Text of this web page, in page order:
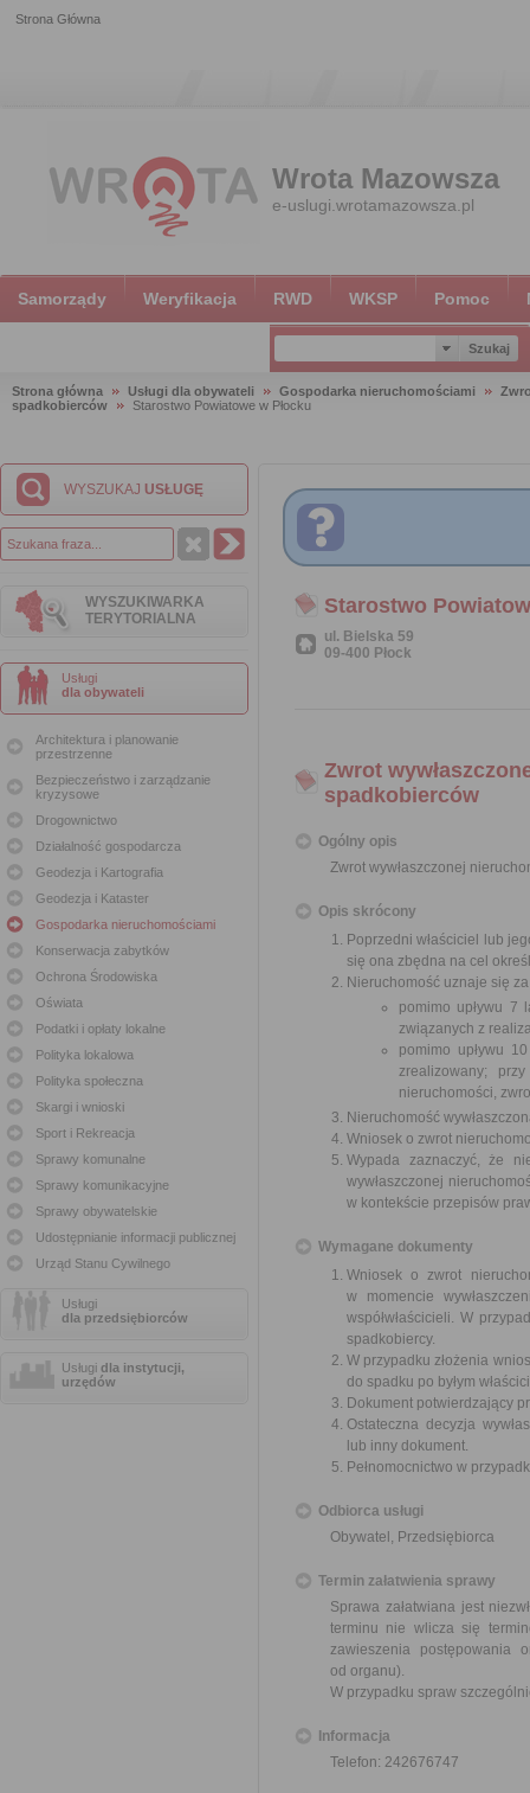
Strona Główna
Wrota Mazowsza
e-uslugi.wrotamazowsza.pl
Samorządy Weryfikacja RWD WKSP Pomoc
Strona główna Usługi dla obywateli Gospodarka nieruchomościami
spadkobierców
Starostwo Powiatowe w Płocku
WYSZUKAJ USŁUGĘ
WYSZUKIWARKA
TERYTORIALNA
Usługi
dla obywateli
Architektura i planowanie
przestrzenne
Bezpieczeństwo i zarządzanie
kryzysowe
Drogownictwo
Działalność gospodarcza
Geodezja i Kartografia
Geodezja i Kataster
Gospodarka nieruchomościami
Konserwacja zabytków
Ochrona Środowiska
Oświata
Podatki i opłaty lokalne
Polityka lokalowa
Polityka społeczna
Skargi i wnioski
Sport i Rekreacja
Sprawy komunalne
Sprawy komunikacyjne
Sprawy obywatelskie
Udostępnianie informacji publicznej
Urząd Stanu Cywilnego
Usługi
dla przedsiębiorców
Usługi dla instytucji,
urzędów
Starostwo
ul. Bielska 59
09-400 Płock
Zwrot
spadkobierców
Ogólny opis
Zwrot wywłaszczonej
Opis skrócony
Poprzedni właściciel lub
się ona zbędna na cel
Nieruchomość uznaje się
pomimo upływu 7
związanych z
pomimo upływu
zrealizowany;
nieruchomości,
Nieruchomość
Wniosek o zwrot
Wypada zaznaczyć, że
wywłaszczonej
w kontekście przepisów
Wymagane dokumenty
Wniosek o zwrot
w momencie
współwłaścicieli. W
spadkobiercy.
W przypadku złożenia
do spadku po byłym
Dokument potwierdzający
Ostateczna decyzja
lub inny dokument.
Pełnomocnictwo w
Odbiorca usługi
Obywatel, Przedsiębiorca
Termin załatwienia sprawy
Sprawa załatwiana jest
terminu nie wlicza się
zawieszenia postępowania
od organu).
W przypadku spraw
Informacja
Telefon: 242676747